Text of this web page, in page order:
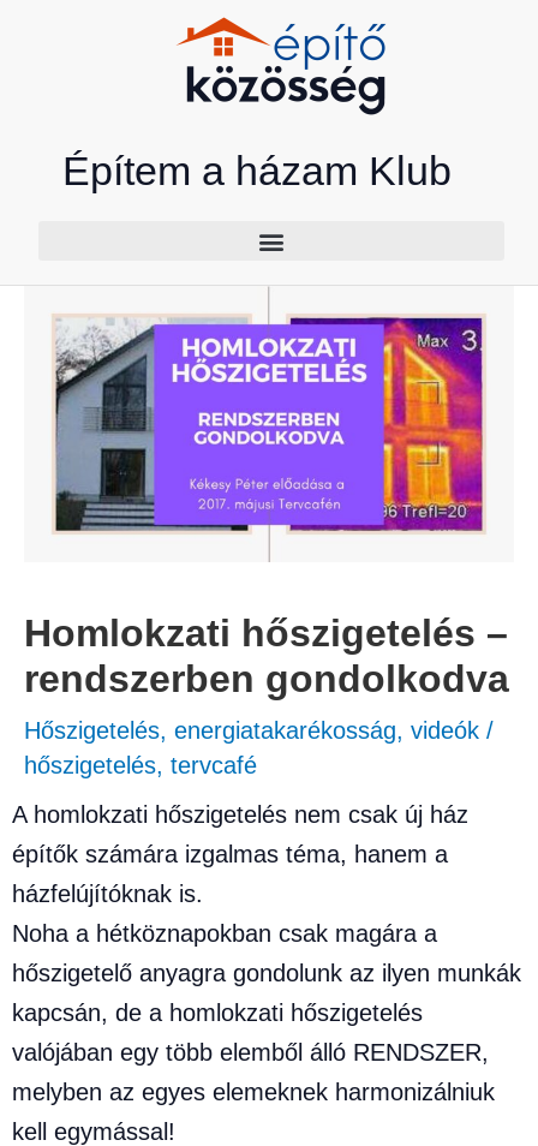
Építem a házam Klub
Homlokzati hőszigetelés –
rendszerben gondolkodva
Hőszigetelés, energiatakarékosság, videók /
hőszigetelés, tervcafé
A homlokzati hőszigetelés nem csak új ház
építők számára izgalmas téma, hanem a
házfelújítóknak is.
Noha a hétköznapokban csak magára a
hőszigetelő anyagra gondolunk az ilyen munkák
kapcsán, de a homlokzati hőszigetelés
valójában egy több elemből álló RENDSZER,
melyben az egyes elemeknek harmonizálniuk
kell egymással!